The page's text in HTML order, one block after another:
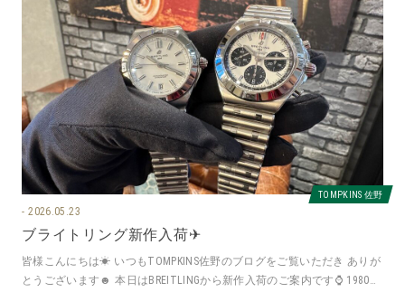
TOMPKINS 佐野
2026.05.23
ブライトリング新作入荷✈
皆様こんにちは☀ いつもTOMPKINS佐野のブログをご覧いただき ありが
とうございます☻ 本日はBREITLINGから新作入荷のご案内です⌚ 1980年